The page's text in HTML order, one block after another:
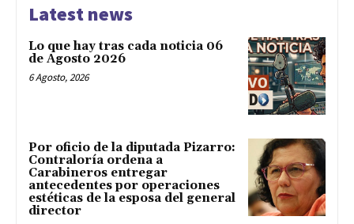
Latest news
Lo que hay tras cada noticia 06
de Agosto 2026
6 Agosto, 2026
Por oficio de la diputada Pizarro:
Contraloría ordena a
Carabineros entregar
antecedentes por operaciones
estéticas de la esposa del general
director